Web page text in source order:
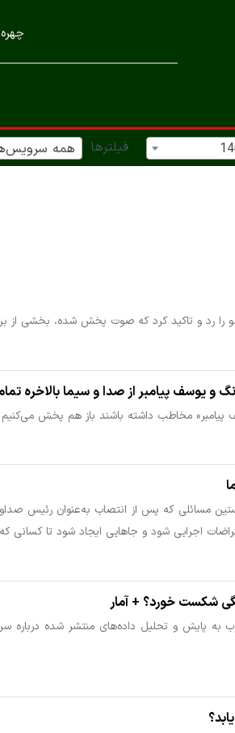
فیلترها همه
رد و تاکید کرد که صوت پخش شده، بخشی از
یوسف پیامبر از صدا و سیما بالاخره
پیامبر» مخاطب داشته باشند باز هم پخش می‌کنیم
مسائلی که پس از انتصاب به‌عنوان رئیس
اجرایی شود و جاهایی ایجاد شود تا کسانی
شکست خورد؟ + آمار
به پایش و تحلیل داده‌های منتشر شده